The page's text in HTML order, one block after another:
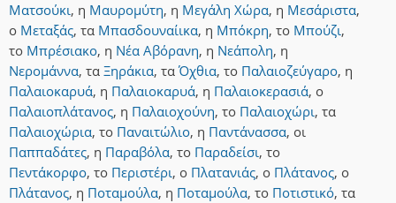
Ματσούκι, η Μαυρομύτη, η Μεγάλη Χώρα, η Μεσάριστα,
ο Μεταξάς, τα Μπασδουναίικα, η Μπόκρη, το Μπούζι,
το Μπρέσιακο, η Νέα Αβόρανη, η Νεάπολη, η
Νερομάννα, τα Ξηράκια, τα Όχθια, το Παλαιοζεύγαρο, η
Παλαιοκαρυά, η Παλαιοκαρυά, η Παλαιοκερασιά, ο
Παλαιοπλάτανος, η Παλαιοχούνη, το Παλαιοχώρι, τα
Παλαιοχώρια, το Παναιτώλιο, η Παντάνασσα, οι
Παππαδάτες, η Παραβόλα, το Παραδείσι, το
Πεντάκορφο, το Περιστέρι, ο Πλατανιάς, ο Πλάτανος, ο
Πλάτανος, η Ποταμούλα, η Ποταμούλα, το Ποτιστικό, τα